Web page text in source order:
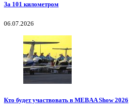
За 101 километром
06.07.2026
Кто будет участвовать в MEBAA Show 2026